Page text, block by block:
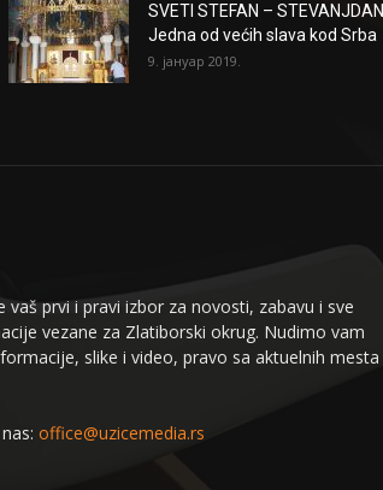
SVETI STEFAN – STEVANJDAN
Jedna od većih slava kod Srba
9. јануар 2019.
vaš prvi i pravi izbor za novosti, zabavu i sve
vezane za Zlatiborski okrug. Nudimo vam
slike i video, pravo sa aktuelnih mesta
office@uzicemedia.rs